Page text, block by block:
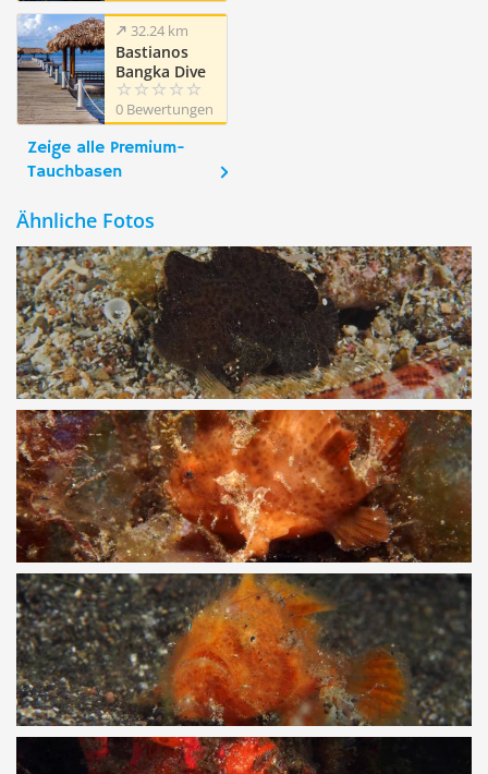
32.24 km
Bastianos
Bangka Dive
Resort
0 Bewertungen
Zeige alle Premium-
Tauchbasen
Ähnliche Fotos